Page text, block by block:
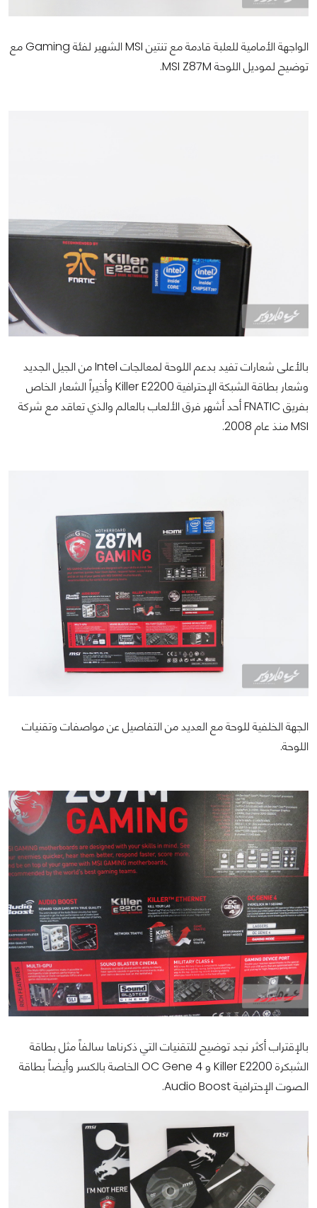
الواجهة الأمامية للعلبة قادمة مع تنتين MSI الشهير لفئة Gaming مع
توضيح لموديل اللوحة MSI Z87M.
بالأعلى شعارات تفيد بدعم اللوحة لمعالجات Intel من الجيل الجديد
وشعار بطاقة الشبكة الإحترافية Killer E2200 وأخيراً الشعار الخاص
بفريق FNATIC أحد أشهر فرق الألعاب بالعالم والذي تعاقد مع شركة
MSI منذ عام 2008.
الجهة الخلفية للوحة مع العديد من التفاصيل عن مواصفات وتقنيات
اللوحة.
بالإقتراب أكثر نجد توضيح للتقنيات التي ذكرناها سالفاً مثل بطاقة
الشبكرة Killer E2200 و OC Gene 4 الخاصة بالكسر وأيضاً بطاقة
الصوت الإحترافية Audio Boost.